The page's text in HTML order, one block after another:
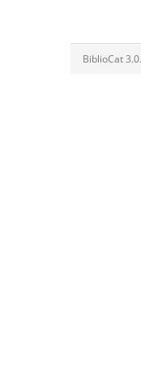
BiblioCat